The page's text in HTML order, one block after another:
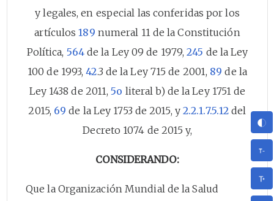
y legales, en especial las conferidas por los
artículos189 numeral 11 de la Constitución
Política, 564de la Ley 09 de 1979,245 de la Ley
100 de 1993,42.3 de la Ley 715 de 2001, 89 de la
Ley 1438 de 2011,5o literal b) de la Ley 1751 de
2015, 69 de la Ley 1753 de 2015, y 2.2.1.7.5.12 del
Decreto 1074 de 2015 y,
CONSIDERANDO:
Que la Organización Mundial de la Salud